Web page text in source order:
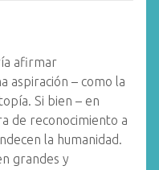
afirmar
aspiración – como la
Si bien – en
de reconocimiento a
la humanidad.
grandes y